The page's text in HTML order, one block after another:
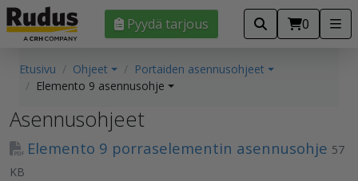
Pyydä tarjous 0
Etusivu Ohjeet
Portaiden asennusohjeet
Elemento 9 asennusohje
Asennusohjeet
Elemento 9 porraselementin asennusohje 57
KB